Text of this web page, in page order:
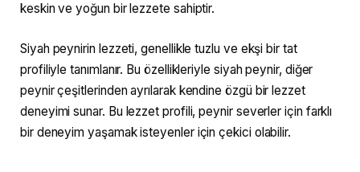
keskin ve yoğun bir lezzete sahiptir.
Siyah peynirin lezzeti, genellikle tuzlu ve ekşi bir tat
profiliyle tanımlanır. Bu özellikleriyle siyah peynir, diğer
peynir çeşitlerinden ayrılarak kendine özgü bir lezzet
deneyimi sunar. Bu lezzet profili, peynir severler için farklı
bir deneyim yaşamak isteyenler için çekici olabilir.